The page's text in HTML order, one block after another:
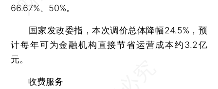
66.67%、50%。
国家发改委指，本次调价总体降幅24.5%，预
计每年可为金融机构直接节省运营成本约3.2亿
元。
收费服务